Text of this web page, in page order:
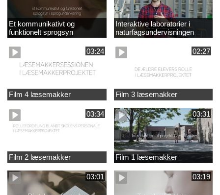
Et kommunikativt og
funktionelt sprogsyn
Interaktive laboratorier i
naturfagsundervisningen
03:24
Film 4 læsemakker
02:27
Film 3 læsemakker
03:34
Film 2 læsemakker
03:31
Film 1 læsemakker
03:01 03:19